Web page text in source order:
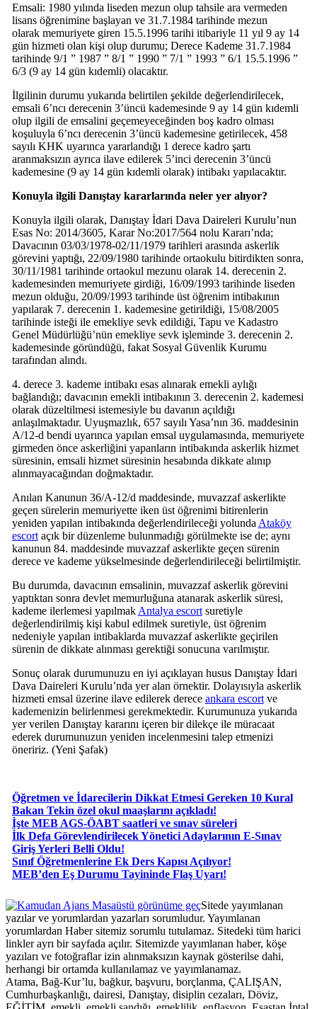
Emsali: 1980 yılında liseden mezun olup tahsile ara vermeden
lisans öğrenimine başlayan ve 31.7.1984 tarihinde mezun
olarak memuriyete giren 15.5.1996 tarihi itibariyle 11 yıl 9 ay 14
gün hizmeti olan kişi olup durumu; Derece Kademe 31.7.1984
tarihinde 9/1 ” 1987 ” 8/1 ” 1990 ” 7/1 ” 1993 ” 6/1 15.5.1996 ”
6/3 (9 ay 14 gün kıdemli) olacaktır.
İlgilinin durumu yukarıda belirtilen şekilde değerlendirilecek,
emsali 6’ncı derecenin 3’üncü kademesinde 9 ay 14 gün kıdemli
olup ilgili de emsalini geçemeyeceğinden boş kadro olması
koşuluyla 6’ncı derecenin 3’üncü kademesine getirilecek, 458
sayılı KHK uyarınca yararlandığı 1 derece kadro şartı
aranmaksızın ayrıca ilave edilerek 5’inci derecenin 3’üncü
kademesine (9 ay 14 gün kıdemli olarak) intibakı yapılacaktır.
Konuyla ilgili Danıştay kararlarında neler yer alıyor?
Konuyla ilgili olarak, Danıştay İdari Dava Daireleri Kurulu’nun
Esas No: 2014/3605, Karar No:2017/564 nolu Kararı’nda;
Davacının 03/03/1978-02/11/1979 tarihleri arasında askerlik
görevini yaptığı, 22/09/1980 tarihinde ortaokulu bitirdikten sonra,
30/11/1981 tarihinde ortaokul mezunu olarak 14. derecenin 2.
kademesinden memuriyete girdiği, 16/09/1993 tarihinde liseden
mezun olduğu, 20/09/1993 tarihinde üst öğrenim intibakının
yapılarak 7. derecenin 1. kademesine getirildiği, 15/08/2005
tarihinde isteği ile emekliye sevk edildiği, Tapu ve Kadastro
Genel Müdürlüğü’nün emekliye sevk işleminde 3. derecenin 2.
kademesinde göründüğü, fakat Sosyal Güvenlik Kurumu
tarafından alındı.
4. derece 3. kademe intibakı esas alınarak emekli aylığı
bağlandığı; davacının emekli intibakının 3. derecenin 2. kademesi
olarak düzeltilmesi istemesiyle bu davanın açıldığı
anlaşılmaktadır. Uyuşmazlık, 657 sayılı Yasa’nın 36. maddesinin
A/12-d bendi uyarınca yapılan emsal uygulamasında, memuriyete
girmeden önce askerliğini yapanların intibakında askerlik hizmet
süresinin, emsali hizmet süresinin hesabında dikkate alınıp
alınmayacağından doğmaktadır.
Anılan Kanunun 36/A-12/d maddesinde, muvazzaf askerlikte
geçen sürelerin memuriyette iken üst öğrenimi bitirenlerin
yeniden yapılan intibakında değerlendirileceği yolunda Ataköy
escortaçık bir düzenleme bulunmadığı görülmekte ise de; aynı
kanunun 84. maddesinde muvazzaf askerlikte geçen sürenin
derece ve kademe yükselmesinde değerlendirileceği belirtilmiştir.
Bu durumda, davacının emsalinin, muvazzaf askerlik görevini
yaptıktan sonra devlet memurluğuna atanarak askerlik süresi,
kademe ilerlemesi yapılmak Antalya escortsuretiyle
değerlendirilmiş kişi kabul edilmek suretiyle, üst öğrenim
nedeniyle yapılan intibaklarda muvazzaf askerlikte geçirilen
sürenin de dikkate alınması gerektiği sonucuna varılmıştır.
Sonuç olarak durumunuzu en iyi açıklayan husus Danıştay İdari
Dava Daireleri Kurulu’nda yer alan örnektir. Dolayısıyla askerlik
hizmeti emsal üzerine ilave edilerek derece ankara escortve
kademenizin belirlenmesi gerekmektedir. Kurumunuza yukarıda
yer verilen Danıştay kararını içeren bir dilekçe ile müracaat
ederek durumunuzun yeniden incelenmesini talep etmenizi
öneririz. (Yeni Şafak)
Öğretmen ve İdarecilerin Dikkat Etmesi Gereken 10 Kural
Bakan Tekin özel okul maaşlarını açıkladı!
İşte MEB AGS-ÖABT saatleri ve sınav süreleri
İlk Defa Görevlendirilecek Yönetici Adaylarının E-Sınav
Giriş Yerleri Belli Oldu!
Sınıf Öğretmenlerine Ek Ders Kapısı Açılıyor!
MEB’den Eş Durumu Tayininde Flaş Uyarı!
Masaüstü görünüme geçSitede yayımlanan
yazılar ve yorumlardan yazarları sorumludur. Yayımlanan
yorumlardan Haber sitemiz sorumlu tutulamaz. Sitedeki tüm harici
linkler ayrı bir sayfada açılır. Sitemizde yayımlanan haber, köşe
yazıları ve fotoğraflar izin alınmaksızın kaynak gösterilse dahi,
herhangi bir ortamda kullanılamaz ve yayımlanamaz.
Atama, Bağ-Kur’lu, bağkur, başvuru, borçlanma, ÇALIŞAN,
Cumhurbaşkanlığı, dairesi, Danıştay, disiplin cezaları, Döviz,